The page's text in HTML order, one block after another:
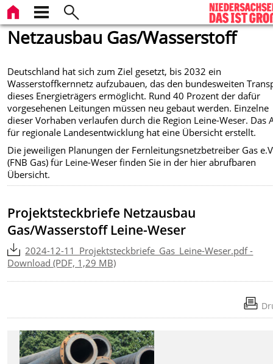
Netzausbau Gas/Wasserstoff
Deutschland hat sich zum Ziel gesetzt, bis 2032 ein
Wasserstoffkernnetz aufzubauen, das den bundesweiten
dieses Energieträgers ermöglicht. Rund 40 Prozent der dafür
vorgesehenen Leitungen müssen neu gebaut werden. Einzelne
dieser Vorhaben verlaufen durch die Region Leine-Weser. Das
für regionale Landesentwicklung hat eine Übersicht erstellt.
Die jeweiligen Planungen der Fernleitungsnetzbetreiber Gas
(FNB Gas) für Leine-Weser finden Sie in der hier abrufbaren
Übersicht.
Projektsteckbriefe Netzausbau
Gas/Wasserstoff Leine-Weser
2024-12-11_Projektsteckbriefe_Gas_Leine-Weser.pdf -
Download (PDF, 1,29 MB)